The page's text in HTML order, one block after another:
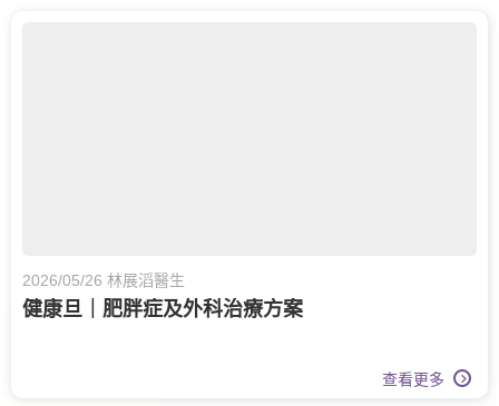
2026/05/26 林展滔醫生
健康旦｜肥胖症及外科治療方案
查看更多